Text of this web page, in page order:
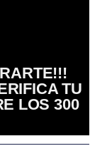
TU
LOS 300